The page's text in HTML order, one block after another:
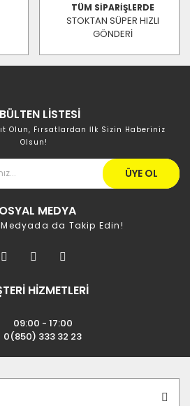
TÜM SİPARİŞLERDE
STOKTAN SÜPER HIZLI
GÖNDERİ
LİSTESİ
Olun, Fırsatlardan İlk Sizin Haberiniz
Olsun!
ÜYE OL
MEDYA
da Takip Edin!
HİZMETLERİ
09:00 - 17:00
0(850) 333 32 23